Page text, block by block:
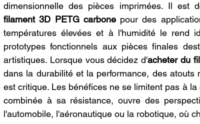
dimensionnelle des pièces imprimées. Il est
filament 3D PETG carbone pour des
températures élevées et à l'humidité le rend
prototypes fonctionnels aux pièces finales
artistiques. Lorsque vous décidez d'acheter du
dans la durabilité et la performance, des
est critique. Les bénéfices ne se limitent pas à
combinée à sa résistance, ouvre des
l'automobile, l'aéronautique ou la robotique, où